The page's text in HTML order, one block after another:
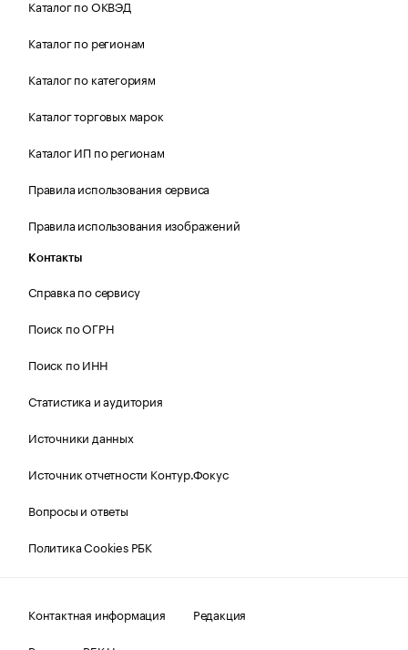
Каталог по ОКВЭД
Каталог по регионам
Каталог по категориям
Каталог торговых марок
Каталог ИП по регионам
Правила использования сервиса
Правила использования изображений
Контакты
Справка по сервису
Поиск по ОГРН
Поиск по ИНН
Статистика и аудитория
Источники данных
Источник отчетности Контур.Фокус
Вопросы и ответы
Политика Cookies РБК
Контактная информация
Редакция